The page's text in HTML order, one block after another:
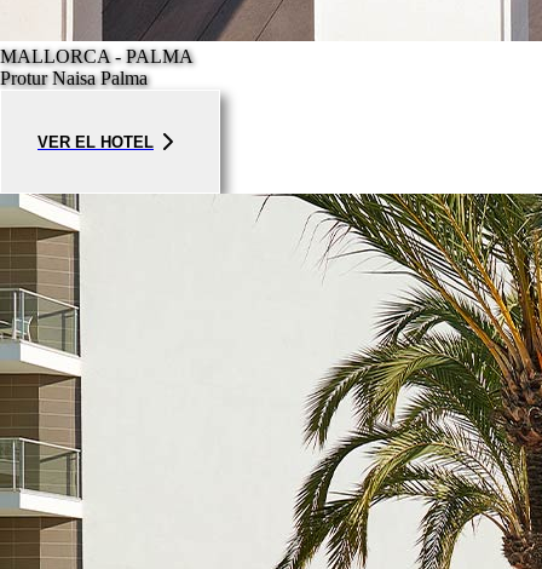
MALLORCA - PALMA
Protur Naisa Palma
VER EL HOTEL